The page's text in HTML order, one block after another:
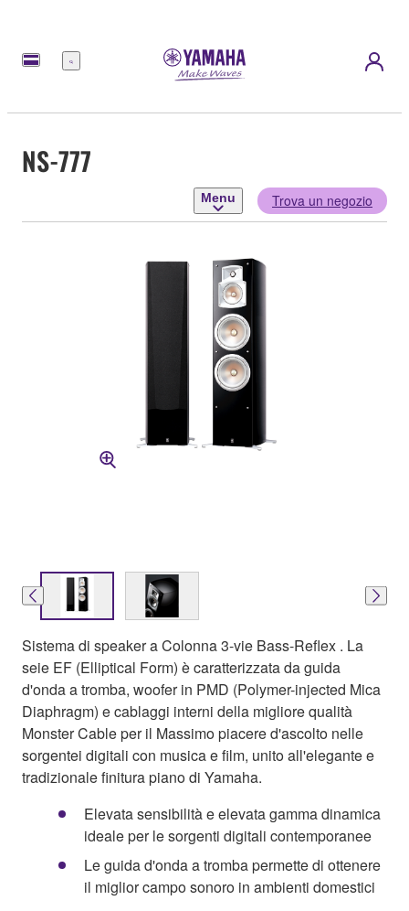
Menu
NS-777
Menu Trova un negozio
Sistema di speaker a Colonna 3-vie Bass-Reflex . La
seie EF (Elliptical Form) è caratterizzata da guida
d'onda a tromba, woofer in PMD (Polymer-injected Mica
Diaphragm) e cablaggi interni della migliore qualità
Monster Cable per il Massimo piacere d'ascolto nelle
sorgentei digitali con musica e film, unito all'elegante e
tradizionale finitura piano di Yamaha.
Elevata sensibilità e elevata gamma dinamica
ideale per le sorgenti digitali contemporanee
Le guida d'onda a tromba permette di ottenere
il miglior campo sonoro in ambienti domestici